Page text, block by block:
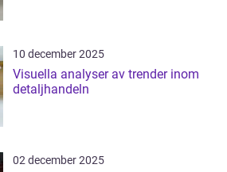
10 december 2025
Visuella analyser av trender inom
detaljhandeln
02 december 2025